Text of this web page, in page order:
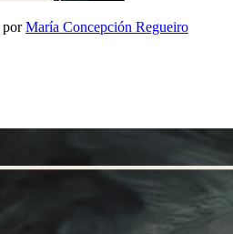
porMaría Concepción Regueiro